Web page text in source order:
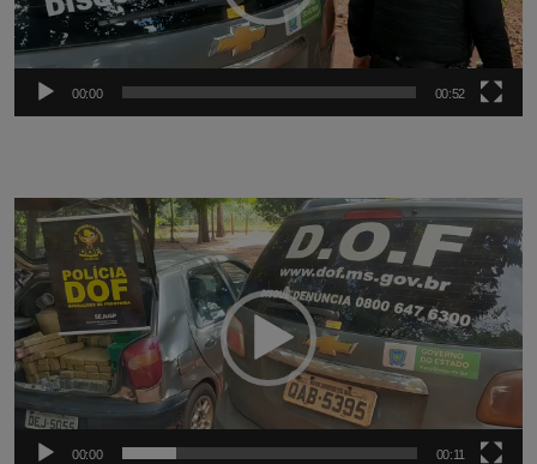
00:00 00:52
Tocador
de
vídeo
00:00 00:11